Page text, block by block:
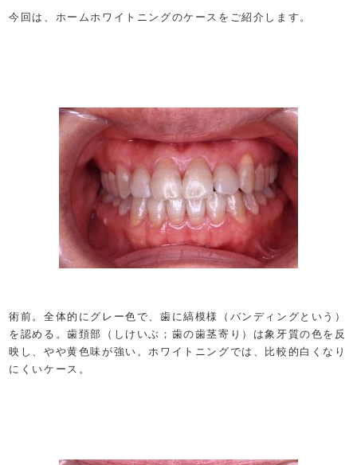
今回は、ホームホワイトニングのケースをご紹介します。
術前。全体的にグレー色で、歯に縞模様（バンディングという）
を認める。歯頚部（しけいぶ；歯の歯茎寄り）は象牙質の色を反
映し、やや黄色味が強い。ホワイトニングでは、比較的白くなり
にくいケース。